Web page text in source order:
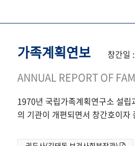
가족계획연보 창간일 :
ANNUAL REPORT OF
1970년 국립가족계획연구소 설
의 기관이 개편되면서 창간호이자